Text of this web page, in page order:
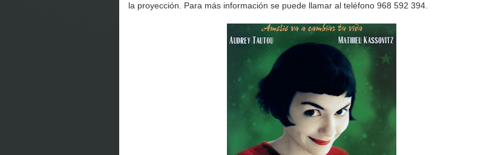
la proyección. Para más información se puede llamar al teléfono 968 592 394.